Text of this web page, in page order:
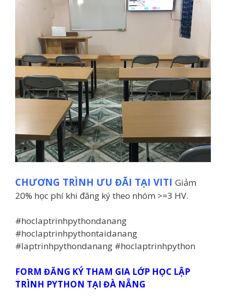
CHƯƠNG TRÌNH ƯU ĐÃI TẠI VITI Giảm
20% học phí khi đăng ký theo nhóm >=3 HV.
#hoclaptrinhpythondanang
#hoclaptrinhpythontaidanang
#laptrinhpythondanang #hoclaptrinhpython
FORM ĐĂNG KÝ THAM GIA LỚP HỌC LẬP
TRÌNH PYTHON TẠI ĐÀ NẴNG